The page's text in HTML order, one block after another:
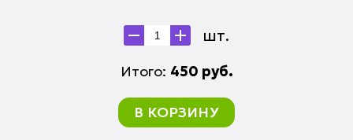
шт.
Итого: 450 руб.
В КОРЗИНУ